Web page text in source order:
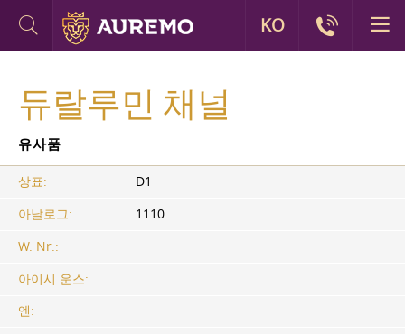
듀랄루민 채널
유사품
상표:
D1
아날로그:
1110
W. Nr.:
아이시 운스:
엔:
KO